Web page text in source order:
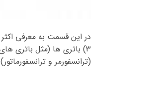
(ترانسفورمر و ترانسفورماتور) 7) منبع تغذیه 8) موتورهای الکتریکی 9) رله (Relay) […]